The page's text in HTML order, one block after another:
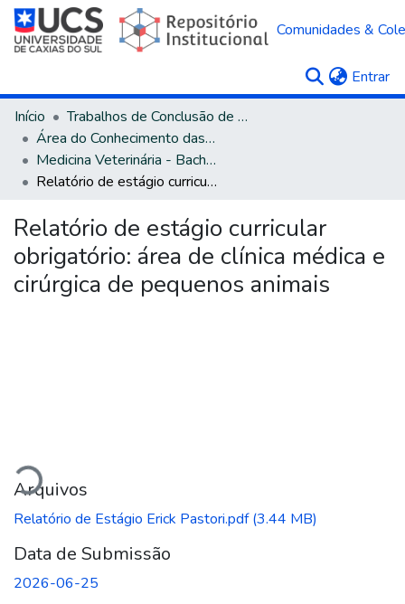
Comunidades &
Entrar
Início
Trabalhos de Conclusão de Curso
Área do Conhecimento das Ciências Agrárias
Medicina Veterinária - Bacharelado
Relatório de estágio curricular obrigatório: área de clínica médica e cirúrgica de pequenos animais
Relatório de estágio curricular
obrigatório: área de clínica médica e
cirúrgica de pequenos animais
Carregando...
Arquivos
Relatório de Estágio Erick Pastori.pdf(3.44 MB)
Data de Submissão
2026-06-25